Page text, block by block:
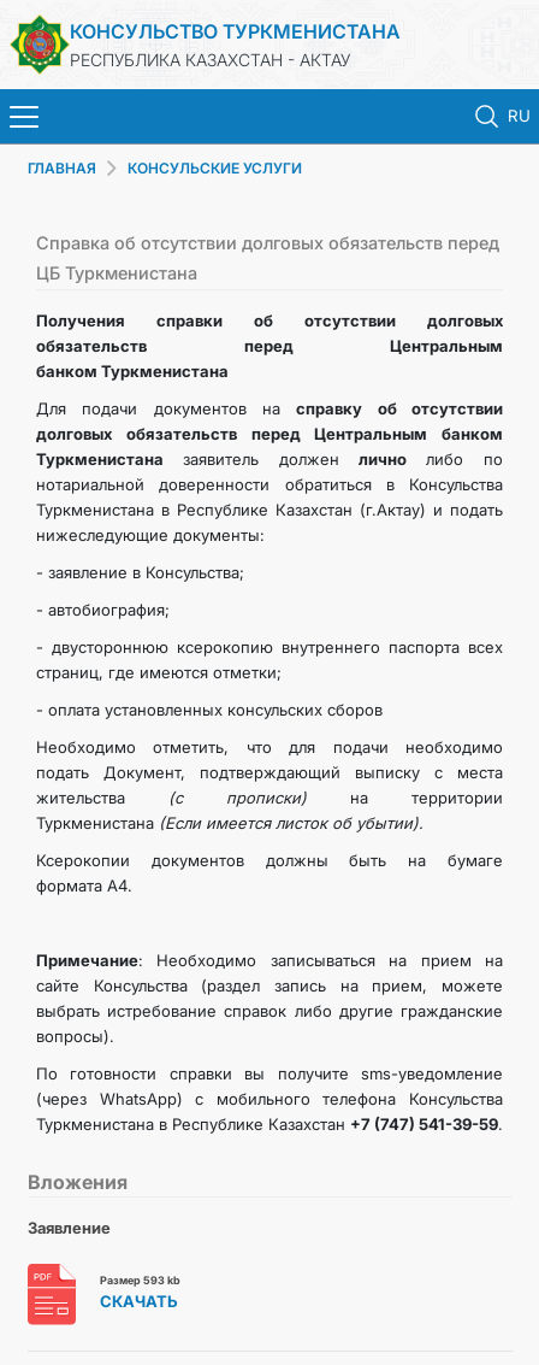
КОНСУЛЬСТВО ТУРКМЕНИСТАНА
РЕСПУБЛИКА КАЗАХСТАН - АКТАУ
RU
ГЛАВНАЯ
НОВОСТИ
КОНСУЛЬСКИЕ УСЛУГИ
МИД
ЗАПИСЬ НА ПРИЕМ
КОНТАКТНЫЕ ДАННЫЕ
ГЛАВНАЯ КОНСУЛЬСКИЕ УСЛУГИ
Справка об отсутствии долговых обязательств перед
ЦБ Туркменистана
Получения справки об отсутствии долговых
обязательств перед Центральным
банком Туркменистана
Для подачи документов насправку об отсутствии
долговых обязательств перед Центральным банком
Туркменистана заявитель долженлично либо по
нотариальной доверенности обратиться в Консульства
Туркменистана в Республике Казахстан (г.Актау) и подать
нижеследующие документы:
- заявление в Консульства;
- автобиография;
- двустороннюю ксерокопию внутреннего паспорта всех
страниц, где имеются отметки;
- оплата установленных консульских сборов
Необходимо отметить, что для подачи необходимо
подать Документ, подтверждающий выписку с места
жительства
(с прописки) на территории
Туркменистана (Если имеется листок об убытии).
Ксерокопии документов должны быть на бумаге
формата А4.
Примечание: Необходимо записываться на прием на
сайте Консульства (раздел запись на прием, можете
выбрать истребование справок либо другие гражданские
вопросы).
По готовности справки вы получите sms-уведомление
(через WhatsApp) с мобильного телефона Консульства
Туркменистана в Республике Казахстан +7 (747) 541-39-59.
Вложения
Заявление
Размер 593 kb
СКАЧАТЬ